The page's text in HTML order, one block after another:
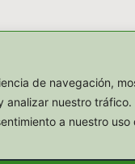
de navegación,
analizar nuestro tráfico.
a nuestro uso